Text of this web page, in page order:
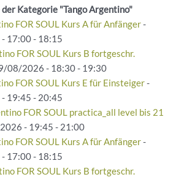
Kategorie "Tango Argentino"
FOR SOUL Kurs A für Anfänger-
17:00 - 18:15
FOR SOUL Kurs B fortgeschr.
08/2026 - 18:30 - 19:30
FOR SOUL Kurs E für Einsteiger-
19:45 - 20:45
FOR SOUL practica_all level bis 21
- 19:45 - 21:00
FOR SOUL Kurs A für Anfänger-
17:00 - 18:15
FOR SOUL Kurs B fortgeschr.